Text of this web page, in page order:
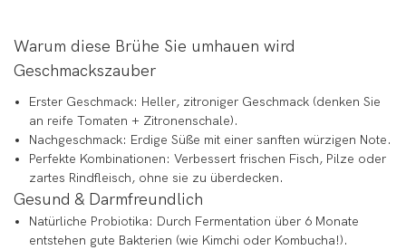
Warum diese Brühe Sie umhauen wird
Geschmackszauber
Erster Geschmack: Heller, zitroniger Geschmack (denken Sie
an reife Tomaten + Zitronenschale).
Nachgeschmack: Erdige Süße mit einer sanften würzigen Note.
Perfekte Kombinationen: Verbessert frischen Fisch, Pilze oder
zartes Rindfleisch, ohne sie zu überdecken.
Gesund & Darmfreundlich
Natürliche Probiotika: Durch Fermentation über 6 Monate
entstehen gute Bakterien (wie Kimchi oder Kombucha!).